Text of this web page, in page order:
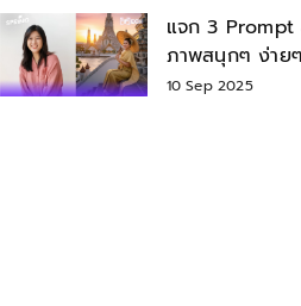
แจก 3 Prompt สร้าง
ภาพสนุกๆ ง่ายๆ ด้
Nano Banana ใ
10 Sep 2025